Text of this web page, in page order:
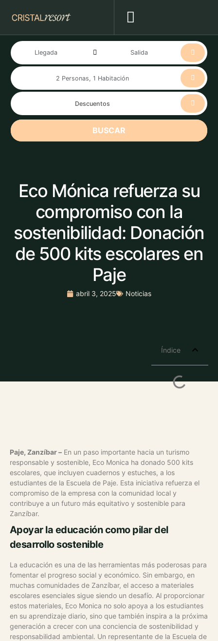
BUSCAR
Eco Mónica refuerza su
compromiso con la
sostenibilidad: Donación
de 500 kits escolares en
Paje
abril 3, 2025 Noticias
Índice
Paje, Zanzíbar – En un paso importante hacia un turismo
responsable y sostenible, Eco Monica ha donado 500 kits
escolares, que incluyen cuadernos y estuches, a los
estudiantes de la Escuela de Paje. Esta iniciativa refuerza el
compromiso de la empresa con la comunidad local y
contribuye a un futuro más equitativo y sostenible para
Zanzíbar.
Apoyar la educación como pilar del
desarrollo sostenible
La educación es una de las herramientas más poderosas para
fomentar el progreso social y económico. Sin embargo, en
muchas comunidades de Zanzíbar, el acceso a materiales
escolares esenciales sigue siendo un desafío. Al proporcionar
estos materiales, Eco Monica no solo apoya a los estudiantes
en su aprendizaje diario, sino que también inspira a la próxima
generación a crecer con una conciencia de sostenibilidad y
responsabilidad ambiental. Un representante de la Escuela de